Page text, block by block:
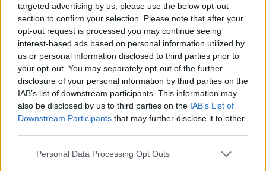
targeted advertising by us, please use the below opt-out
section to confirm your selection. Please note that after your
opt-out request is processed you may continue seeing
interest-based ads based on personal information utilized by
us or personal information disclosed to third parties prior to
your opt-out. You may separately opt-out of the further
disclosure of your personal information by third parties on the
IAB’s list of downstream participants. This information may
also be disclosed by us to third parties on the IAB’s List of
Downstream Participants that may further disclose it to other
Personal Data Processing Opt Outs
Facebook
Twitter
Pinea esta receta
Imprime esta receta
Receta guardada en : bizcochos